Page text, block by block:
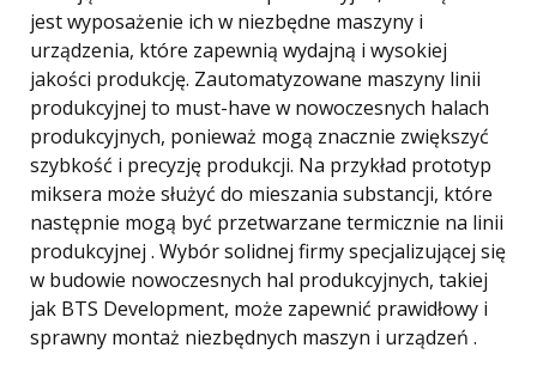
jest wyposażenie ich w niezbędne maszyny i
urządzenia, które zapewnią wydajną i wysokiej
jakości produkcję. Zautomatyzowane maszyny linii
produkcyjnej to must-have w nowoczesnych halach
produkcyjnych, ponieważ mogą znacznie zwiększyć
szybkość i precyzję produkcji. Na przykład prototyp
miksera może służyć do mieszania substancji, które
następnie mogą być przetwarzane termicznie na linii
produkcyjnej . Wybór solidnej firmy specjalizującej się
w budowie nowoczesnych hal produkcyjnych, takiej
jak BTS Development, może zapewnić prawidłowy i
sprawny montaż niezbędnych maszyn i urządzeń .